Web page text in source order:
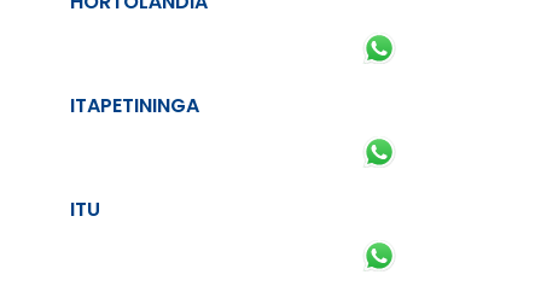
ITAPETININGA
ITU